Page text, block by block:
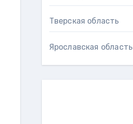
Тверская область
Ярославская область